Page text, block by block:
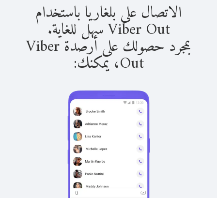
الاتصال على بلغاريا باستخدام
Viber Out سهل للغاية.
بمجرد حصولك على أرصدة Viber
Out، يمكنك: